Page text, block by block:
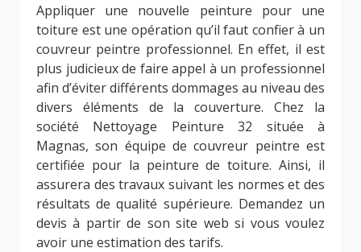
Appliquer une nouvelle peinture pour une
toiture est une opération qu’il faut confier à un
couvreur peintre professionnel. En effet, il est
plus judicieux de faire appel à un professionnel
afin d’éviter différents dommages au niveau des
divers éléments de la couverture. Chez la
société Nettoyage Peinture 32 située à
Magnas, son équipe de couvreur peintre est
certifiée pour la peinture de toiture. Ainsi, il
assurera des travaux suivant les normes et des
résultats de qualité supérieure. Demandez un
devis à partir de son site web si vous voulez
avoir une estimation des tarifs.